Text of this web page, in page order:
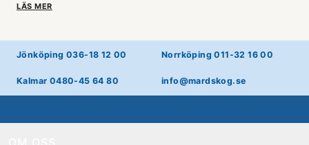
LÄS MER
Jönköping 036-18 12 00 Norrköping 011-32 16 00
Kalmar 0480-45 64 80 info@mardskog.se